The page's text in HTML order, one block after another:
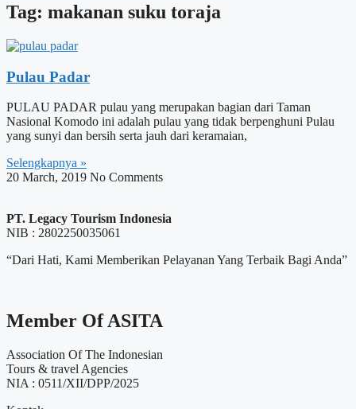
Tag: makanan suku toraja
Pulau Padar
PULAU PADAR pulau yang merupakan bagian dari Taman
Nasional Komodo ini adalah pulau yang tidak berpenghuni Pulau
yang sunyi dan bersih serta jauh dari keramaian,
Selengkapnya »
20 March, 2019 No Comments
PT. Legacy Tourism Indonesia
NIB : 2802250035061
“Dari Hati, Kami Memberikan Pelayanan Yang Terbaik Bagi Anda”
Member Of ASITA
Association Of The Indonesian
Tours & travel Agencies
NIA : 0511/XII/DPP/2025